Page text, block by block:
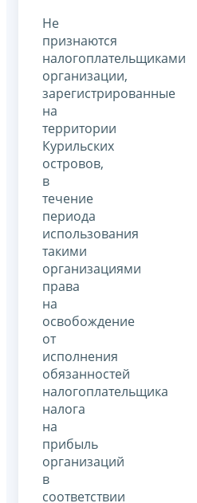
Не
признаются
налогоплательщиками
организации,
зарегистрированные
на
территории
Курильских
островов,
в
течение
периода
использования
такими
организациями
права
на
освобождение
от
исполнения
обязанностей
налогоплательщика
налога
на
прибыль
организаций
в
соответствии